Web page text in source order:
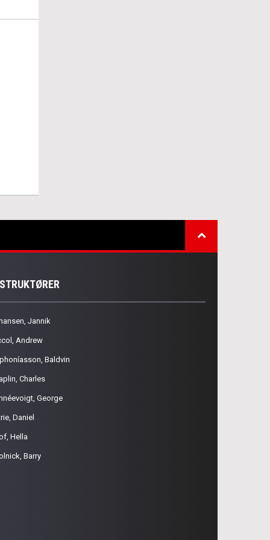
Jannik
Andrew
Baldvin
Charles
George
Daniel
Hella
Barry